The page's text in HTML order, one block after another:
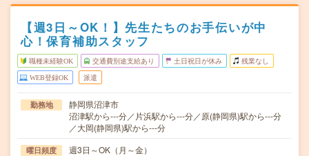
【週3日～OK！】先生たちのお手伝いが中
心！保育補助スタッフ
職種未経験OK 交通費別途支給あり 土日祝日が休み 残業なし
WEB登録OK 派遣
勤務地
静岡県沼津市
沼津駅から---分／片浜駅から---分／原(静岡県)駅から---分
／大岡(静岡県)駅から---分
曜日頻度 週3日～OK（月～金）